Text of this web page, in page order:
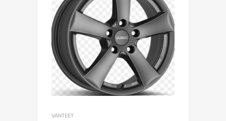
VANTEET